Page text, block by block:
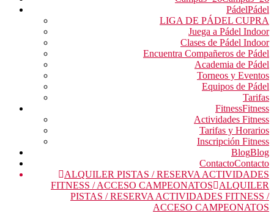
PádelPádel
LIGA DE PÁDEL CUPRA
Juega a Pádel Indoor
Clases de Pádel Indoor
Encuentra Compañeros de Pádel
Academia de Pádel
Torneos y Eventos
Equipos de Pádel
Tarifas
FitnessFitness
Actividades Fitness
Tarifas y Horarios
Inscripción Fitness
BlogBlog
ContactoContacto
ALQUILER PISTAS / RESERVA ACTIVIDADES
FITNESS / ACCESO CAMPEONATOS
ALQUILER
PISTAS / RESERVA ACTIVIDADES FITNESS /
ACCESO CAMPEONATOS